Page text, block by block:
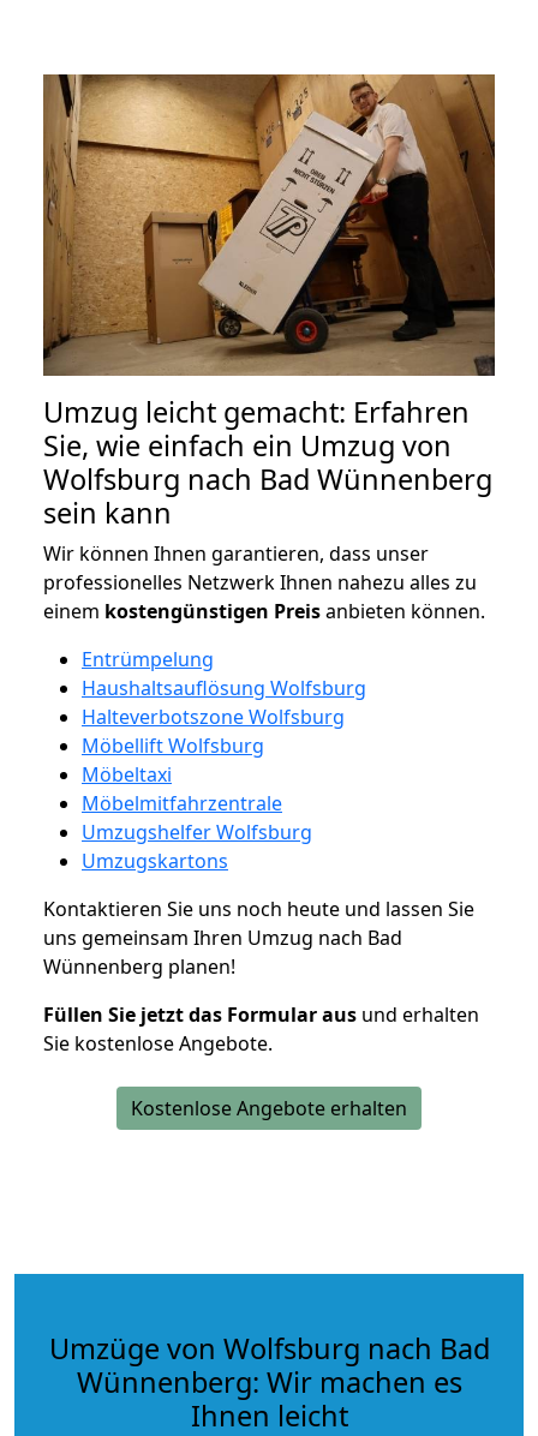
Umzug leicht gemacht: Erfahren
Sie, wie einfach ein Umzug von
Wolfsburg nach Bad Wünnenberg
sein kann
Wir können Ihnen garantieren, dass unser
professionelles Netzwerk Ihnen nahezu alles zu
einem kostengünstigen Preisanbieten können.
Entrümpelung
Haushaltsauflösung Wolfsburg
Halteverbotszone Wolfsburg
Möbellift Wolfsburg
Möbeltaxi
Möbelmitfahrzentrale
Umzugshelfer Wolfsburg
Umzugskartons
Kontaktieren Sie uns noch heute und lassen Sie
uns gemeinsam Ihren Umzug nach Bad
Wünnenberg planen!
Füllen Sie jetzt das Formular aus und erhalten
Sie kostenlose Angebote.
Kostenlose Angebote erhalten
Umzüge von Wolfsburg nach Bad
Wünnenberg: Wir machen es
Ihnen leicht